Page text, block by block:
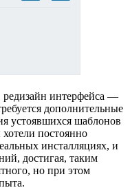
интерфейса —
дополнительные
устоявшихся шаблонов
постоянно
инсталляциях, и
достигая, таким
но при этом